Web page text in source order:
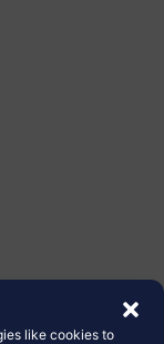
like cookies to